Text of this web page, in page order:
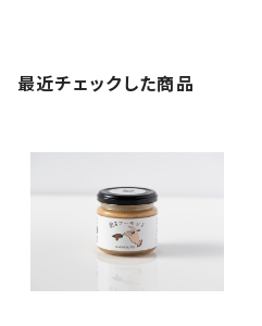
最近チェックした商品